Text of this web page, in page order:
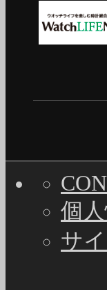
個
サ